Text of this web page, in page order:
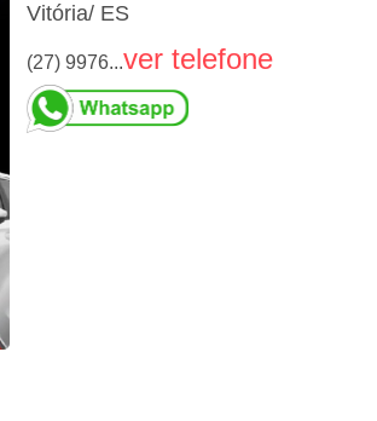
Vitória/ ES
(27) 9976...ver telefone